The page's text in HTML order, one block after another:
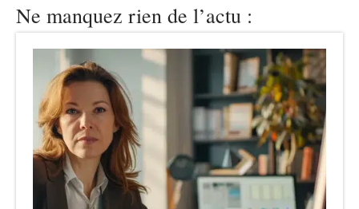
Ne manquez rien de l’actu :